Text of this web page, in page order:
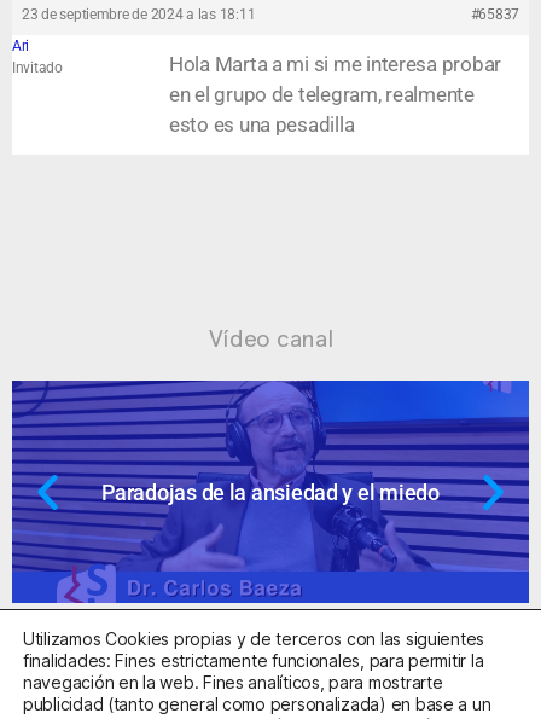
23 de septiembre de 2024 a las 18:11
#65837
Ari
Invitado
Hola Marta a mi si me interesa probar
en el grupo de telegram, realmente
esto es una pesadilla
Vídeo canal
Paradojas de la ansiedad y el miedo
Utilizamos Cookies propias y de terceros con las siguientes
finalidades: Fines estrictamente funcionales, para permitir la
navegación en la web. Fines analíticos, para mostrarte
publicidad (tanto general como personalizada) en base a un